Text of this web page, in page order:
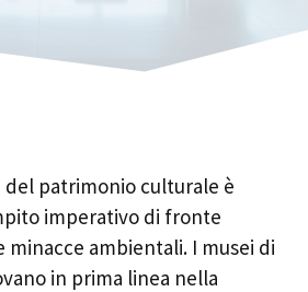
del patrimonio culturale è
imperativo di fronte
minacce ambientali. I musei di
in prima linea nella